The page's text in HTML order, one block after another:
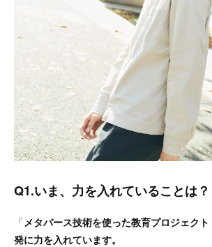
Q1.いま、力を入れていることは？
「 メタバース技術を使った教育プロジェク
発に力を入れています。